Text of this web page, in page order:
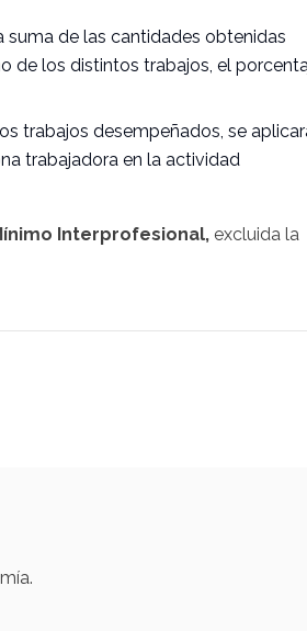
suma de las cantidades obtenidas
de los distintos trabajos, el
trabajos desempeñados, se
trabajadora en la actividad
Interprofesional, excluida la